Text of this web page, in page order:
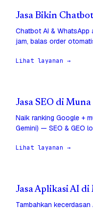
Jasa Bikin
Chatbot AI &
jam, balas order
Lihat layanan →
Jasa SEO di Muna
Naik ranking Google +
Gemini) — SEO & GEO
Lihat layanan →
Jasa Aplikasi AI di
Tambahkan